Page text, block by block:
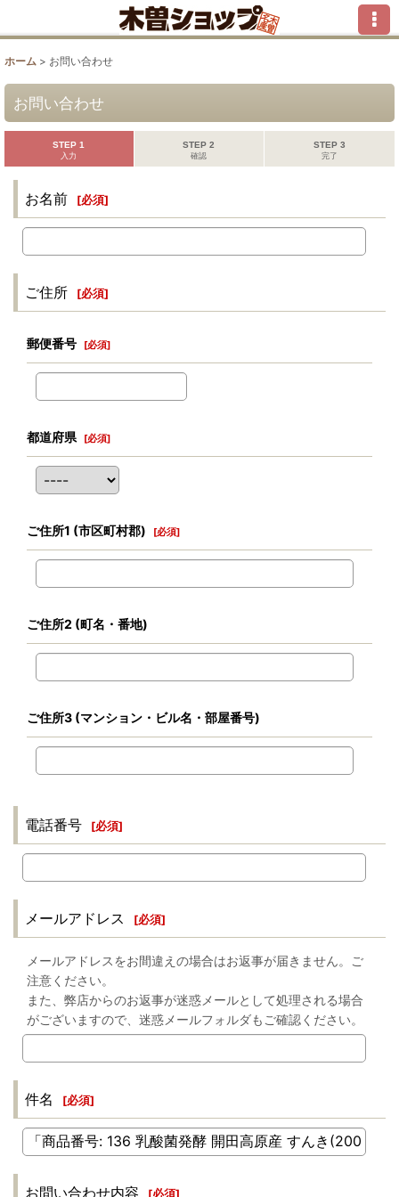
ホーム > お問い合わせ
お問い合わせ
STEP 1
入力
STEP 2
確認
STEP 3
完了
お名前 [必須]
ご住所 [必須]
郵便番号 [必須]
都道府県 [必須]
ご住所1 (市区町村郡) [必須]
ご住所2 (町名・番地)
ご住所3 (マンション・ビル名・部屋番号)
電話番号 [必須]
メールアドレス [必須]
メールアドレスをお間違えの場合はお返事が届きません。ご
注意ください。
また、弊店からのお返事が迷惑メールとして処理される場合
がございますので、迷惑メールフォルダもご確認ください。
件名 [必須]
お問い合わせ内容 [必須]